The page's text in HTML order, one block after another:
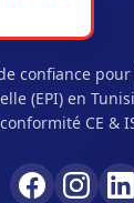
confiance
(EPI) en
conformité CE &